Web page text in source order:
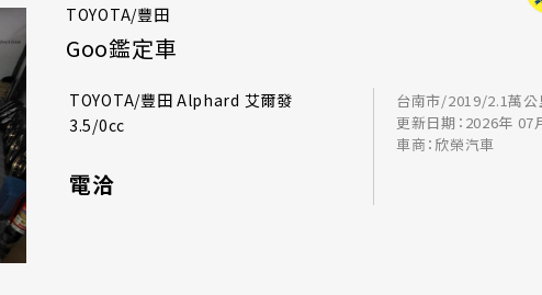
TOYOTA/豐田
Goo鑑定車
TOYOTA/豐田 Alphard 艾爾發
3.5/0cc
電洽
台南市/2019/2.1萬公
更新日期：2026年 07
車商：欣榮汽車